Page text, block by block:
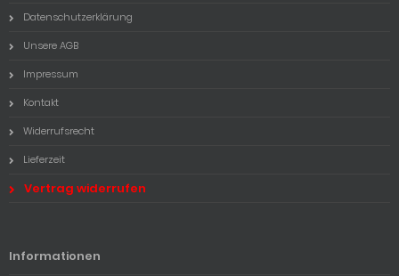
Datenschutzerklärung
Unsere AGB
Impressum
Kontakt
Widerrufsrecht
Lieferzeit
Vertrag widerrufen
Informationen